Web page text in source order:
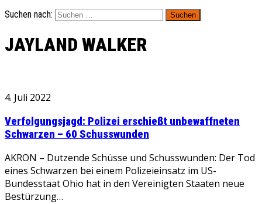
Suchen nach:
JAYLAND WALKER
4. Juli 2022
Verfolgungsjagd: Polizei erschießt unbewaffneten
Schwarzen – 60 Schusswunden
AKRON – Dutzende Schüsse und Schusswunden: Der Tod
eines Schwarzen bei einem Polizeieinsatz im US-
Bundesstaat Ohio hat in den Vereinigten Staaten neue
Bestürzung…